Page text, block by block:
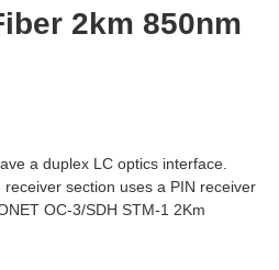
2km 850nm
a duplex LC optics interface.
section uses a PIN receiver
OC-3/SDH STM-1 2Km